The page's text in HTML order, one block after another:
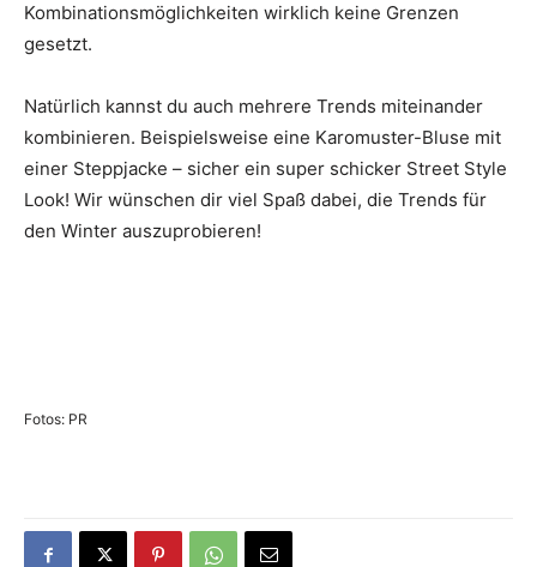
Kombinationsmöglichkeiten wirklich keine Grenzen
gesetzt.
Natürlich kannst du auch mehrere Trends miteinander
kombinieren. Beispielsweise eine Karomuster-Bluse mit
einer Steppjacke – sicher ein super schicker Street Style
Look! Wir wünschen dir viel Spaß dabei, die Trends für
den Winter auszuprobieren!
Fotos: PR